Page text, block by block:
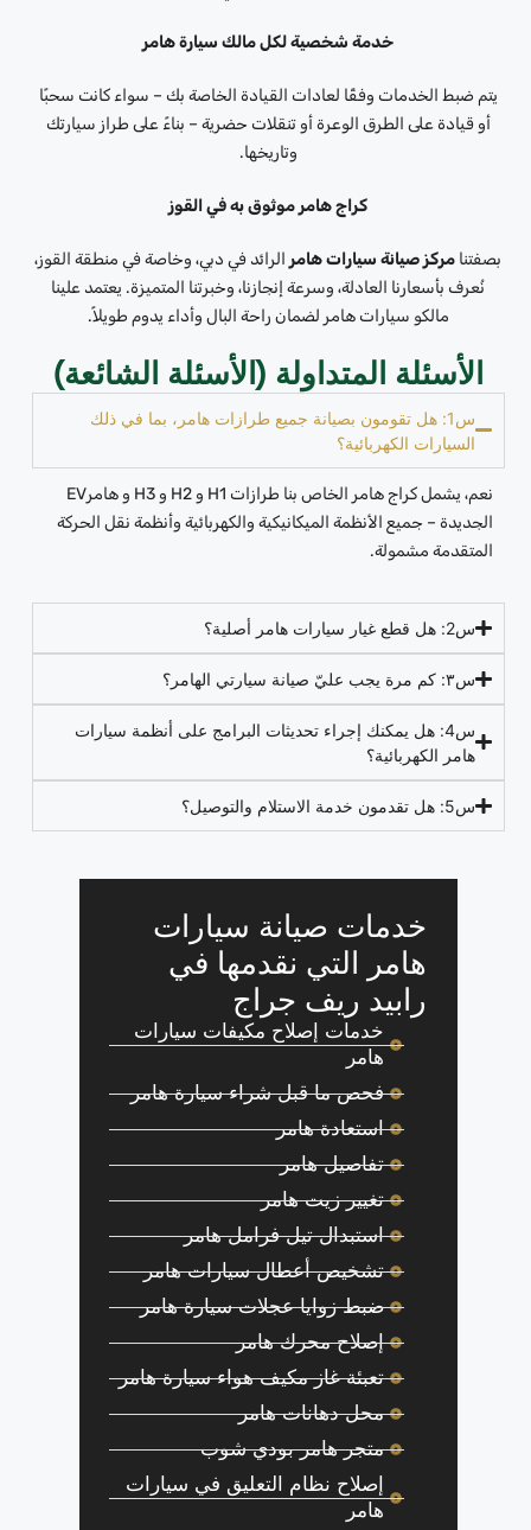
خدمة شخصية لكل مالك سيارة هامر
يتم ضبط الخدمات وفقًا لعادات القيادة الخاصة بك – سواء كانت سحبًا
أو قيادة على الطرق الوعرة أو تنقلات حضرية – بناءً على طراز سيارتك
وتاريخها.
كراج هامر موثوق به في القوز
بصفتنا مركز صيانة سيارات هامر الرائد في دبي، وخاصة في منطقة القوز،
نُعرف بأسعارنا العادلة، وسرعة إنجازنا، وخبرتنا المتميزة. يعتمد علينا
مالكو سيارات هامر لضمان راحة البال وأداء يدوم طويلاً.
الأسئلة المتداولة (الأسئلة الشائعة)
س1: هل تقومون بصيانة جميع طرازات هامر، بما في ذلك
السيارات الكهربائية؟
نعم، يشمل كراج هامر الخاص بنا طرازات H1 و H2 و H3 و هامرEV
الجديدة – جميع الأنظمة الميكانيكية والكهربائية وأنظمة نقل الحركة
المتقدمة مشمولة.
س2: هل قطع غيار سيارات هامر أصلية؟
س٣: كم مرة يجب عليّ صيانة سيارتي الهامر؟
س4: هل يمكنك إجراء تحديثات البرامج على أنظمة سيارات
هامر الكهربائية؟
س5: هل تقدمون خدمة الاستلام والتوصيل؟
خدمات صيانة سيارات
هامر التي نقدمها في
رابيد ريف جراج
خدمات إصلاح مكيفات سيارات
هامر
فحص ما قبل شراء سيارة هامر
استعادة هامر
تفاصيل هامر
تغيير زيت هامر
استبدال تيل فرامل هامر
تشخيص أعطال سيارات هامر
ضبط زوايا عجلات سيارة هامر
إصلاح محرك هامر
تعبئة غاز مكيف هواء سيارة هامر
محل دهانات هامر
متجر هامر بودي شوب
إصلاح نظام التعليق في سيارات
هامر